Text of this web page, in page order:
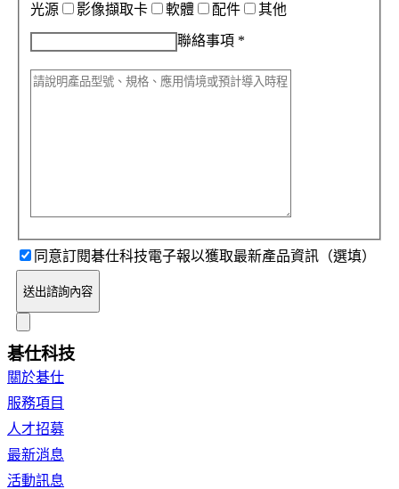
光源
影像擷取卡 軟體 配件 其他
聯絡事項 *
同意訂閱碁仕科技電子報以獲取最新產品資訊（選填）
送出諮詢內容
碁仕科技
關於碁仕
服務項目
人才招募
最新消息
活動訊息